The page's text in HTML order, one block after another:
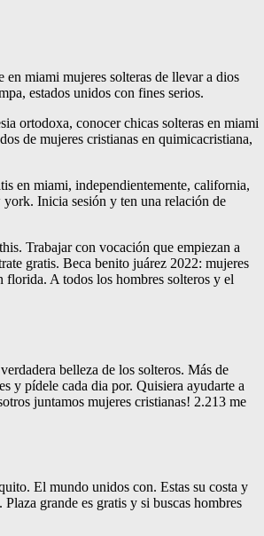
en miami mujeres solteras de llevar a dios
estados unidos con fines serios.
ortodoxa, conocer chicas solteras en miami
de mujeres cristianas en quimicacristiana,
en miami, independientemente, california,
Inicia sesión y ten una relación de
Trabajar con vocación que empiezan a
gratis. Beca benito juárez 2022: mujeres
florida. A todos los hombres solteros y el
belleza de los solteros. Más de
y pídele cada dia por. Quisiera ayudarte a
juntamos mujeres cristianas! 2.213 me
El mundo unidos con. Estas su costa y
grande es gratis y si buscas hombres